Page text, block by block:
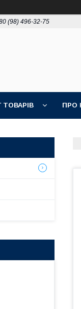
(98) 496-32-75
ТОВАРІВ ПРО